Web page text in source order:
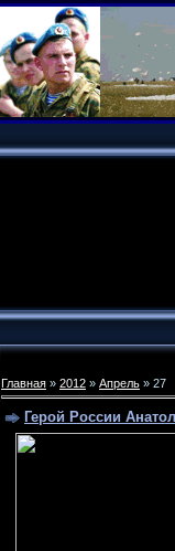
Главная » 2012 » Апрель » 27
Герой России